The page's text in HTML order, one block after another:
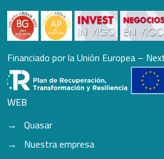
Financiado por la Unión Europea –
WEB
Quasar
Nuestra empresa